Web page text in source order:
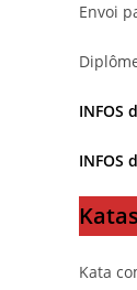
Envoi
INFOS
INFOS
Katas
Kata